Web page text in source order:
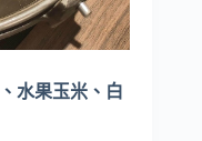
水果玉米、白